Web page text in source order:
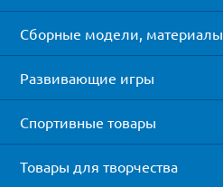
Сборные модели, материалы
Развивающие игры
Спортивные товары
Товары для творчества